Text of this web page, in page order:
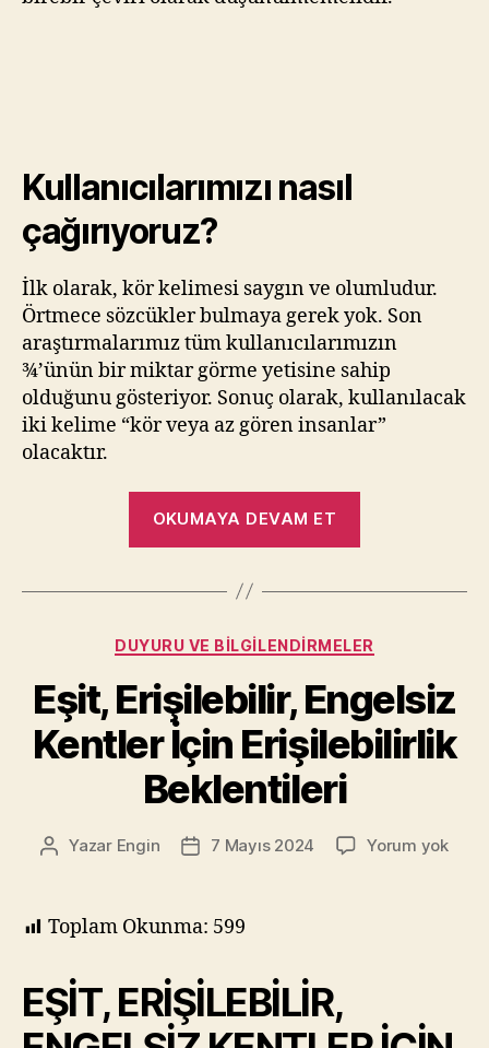
Kullanıcılarımızı nasıl
çağırıyoruz?
İlk olarak, kör kelimesi saygın ve olumludur.
Örtmece sözcükler bulmaya gerek yok. Son
araştırmalarımız tüm kullanıcılarımızın
¾’ünün bir miktar görme yetisine sahip
olduğunu gösteriyor. Sonuç olarak, kullanılacak
iki kelime “kör veya az gören insanlar”
olacaktır.
OKUMAYA DEVAM ET
Kapsayıcı
Rehberi”
Kategoriler
DUYURU VE BILGILENDIRMELER
Eşit, Erişilebilir, Engelsiz
Kentler İçin Erişilebilirlik
Beklentileri
Yazının
Yazar Engin
Yazı7 Mayıs 2024 Yorum yokEşit,
Toplam Okunma: 599
EŞİT, ERİŞİLEBİLİR,